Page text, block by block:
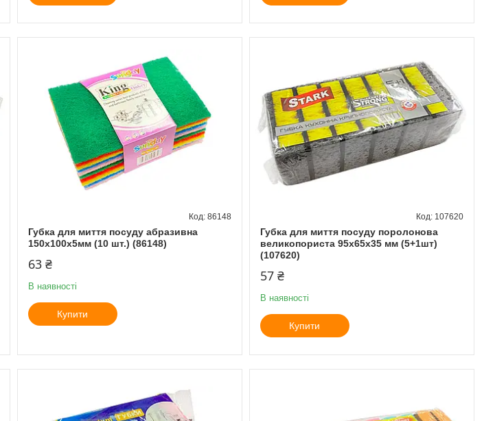
Губка для миття посуду абразивна
150х100х5мм (10 шт.) (86148)
86148
63 ₴
В наявності
Купити
Губка для миття посуду поролонова
великопориста 95х65х35 мм (5+1шт)
(107620)
107620
57 ₴
В наявності
Купити